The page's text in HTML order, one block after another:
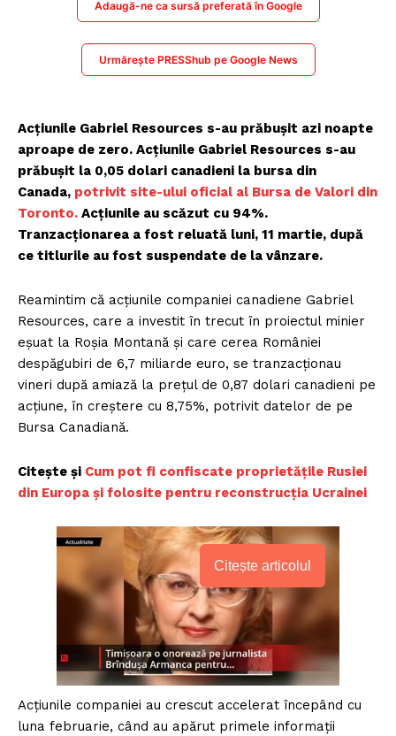
Adaugă-ne ca sursă preferată în Google
Urmărește PRESShub pe Google News
Acțiunile Gabriel Resources s-au prăbușit azi noapte
aproape de zero. Acțiunile Gabriel Resources s-au
prăbușit la 0,05 dolari canadieni la bursa din
Canada, potrivit site-ului oficial al Bursa de Valori din
Toronto. Acțiunile au scăzut cu 94%.
Tranzacționarea a fost reluată luni, 11 martie, după
ce titlurile au fost suspendate de la vânzare.
Reamintim că acțiunile companiei canadiene Gabriel
Resources, care a investit în trecut în proiectul minier
eșuat la Roșia Montană și care cerea României
despăgubiri de 6,7 miliarde euro, se tranzacționau
vineri după amiază la prețul de 0,87 dolari canadieni pe
acțiune, în creștere cu 8,75%, potrivit datelor de pe
Bursa Canadiană.
Citește și Cum pot fi confiscate proprietățile Rusiei
din Europa și folosite pentru reconstrucția Ucrainei
Citește articolul
Acțiunile companiei au crescut accelerat începând cu
luna februarie, când au apărut primele informații